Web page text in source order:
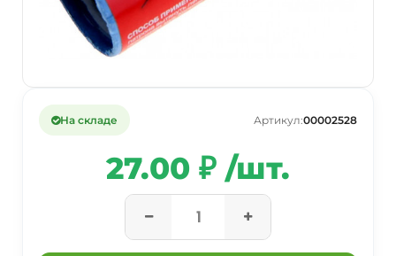
На складе Артикул:00002528
27.00 ₽ /шт.